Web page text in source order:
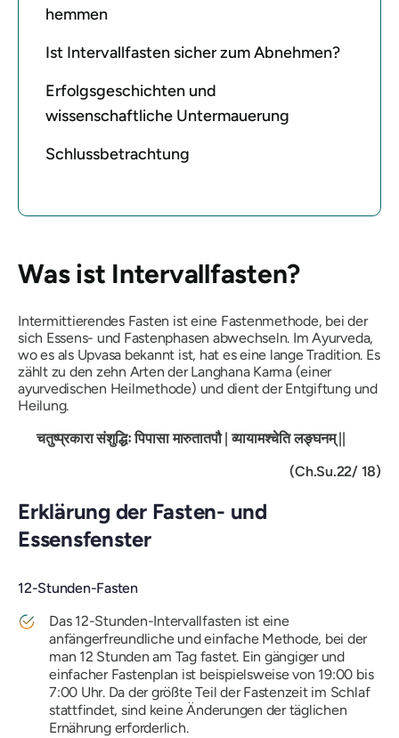
hemmen
Ist Intervallfasten sicher zum Abnehmen?
Erfolgsgeschichten und
wissenschaftliche Untermauerung
Schlussbetrachtung
Was ist Intervallfasten?
Intermittierendes Fasten ist eine Fastenmethode, bei der
sich Essens- und Fastenphasen abwechseln. Im Ayurveda,
wo es als Upvasa bekannt ist, hat es eine lange Tradition. Es
zählt zu den zehn Arten der Langhana Karma (einer
ayurvedischen Heilmethode) und dient der Entgiftung und
Heilung.
चतुष्प्रकारासंशुद्धिःपिपासामारुतातपौ|व्यायामश्चेतिलङ्घनम्||
(Ch.Su.22/ 18)
Erklärung der Fasten- und
Essensfenster
12-Stunden-Fasten
Das 12-Stunden-Intervallfasten ist eine
anfängerfreundliche und einfache Methode, bei der
man 12 Stunden am Tag fastet. Ein gängiger und
einfacher Fastenplan ist beispielsweise von 19:00 bis
7:00 Uhr. Da der größte Teil der Fastenzeit im Schlaf
stattfindet, sind keine Änderungen der täglichen
Ernährung erforderlich.